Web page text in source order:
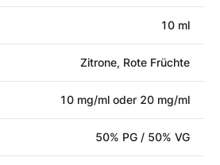
10 ml
Zitrone, Rote Früchte
10 mg/ml oder 20 mg/ml
50% PG / 50% VG